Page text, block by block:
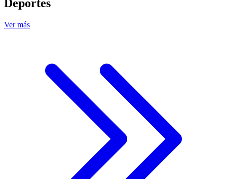
Deportes
Ver más